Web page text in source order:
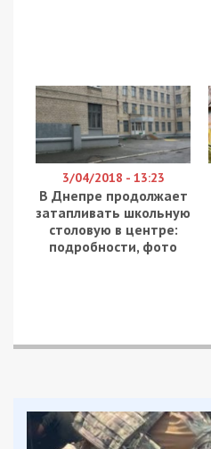
3/04/2018 - 13:23
В Днепре продолжает
затапливать школьную
столовую в центре:
подробности, фото